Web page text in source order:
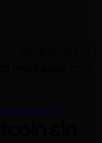
equipo